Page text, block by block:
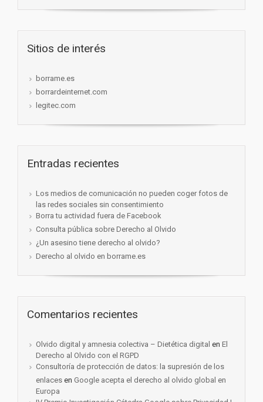
Sitios de interés
borrame.es
borrardeinternet.com
legitec.com
Entradas recientes
Los medios de comunicación no pueden coger fotos de
las redes sociales sin consentimiento
Borra tu actividad fuera de Facebook
Consulta pública sobre Derecho al Olvido
¿Un asesino tiene derecho al olvido?
Derecho al olvido en borrame.es
Comentarios recientes
Olvido digital y amnesia colectiva – Dietética digital en El
Derecho al Olvido con el RGPD
Consultoría de protección de datos: la supresión de los
enlaces en Google acepta el derecho al olvido global en
Europa